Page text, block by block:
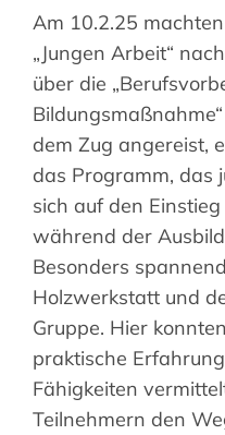
nach:
Am 10.2.25
„Jungen Arbeit“
über die
dem Zug angereist,
das Programm, das
sich auf den
während der
Besonders
Holzwerkstatt und
Gruppe. Hier
praktische
Fähigkeiten
Teilnehmern den